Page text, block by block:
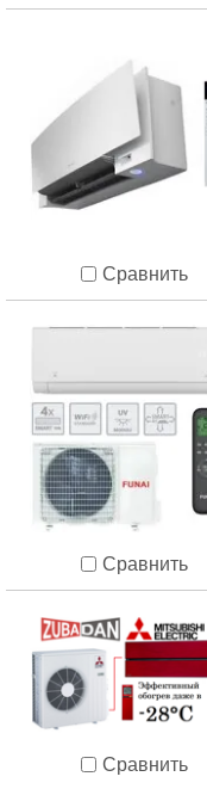
Сравнить
Сравнить
Сравнить